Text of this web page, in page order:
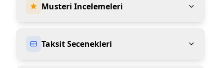
Musteri Incelemeleri
Taksit Secenekleri